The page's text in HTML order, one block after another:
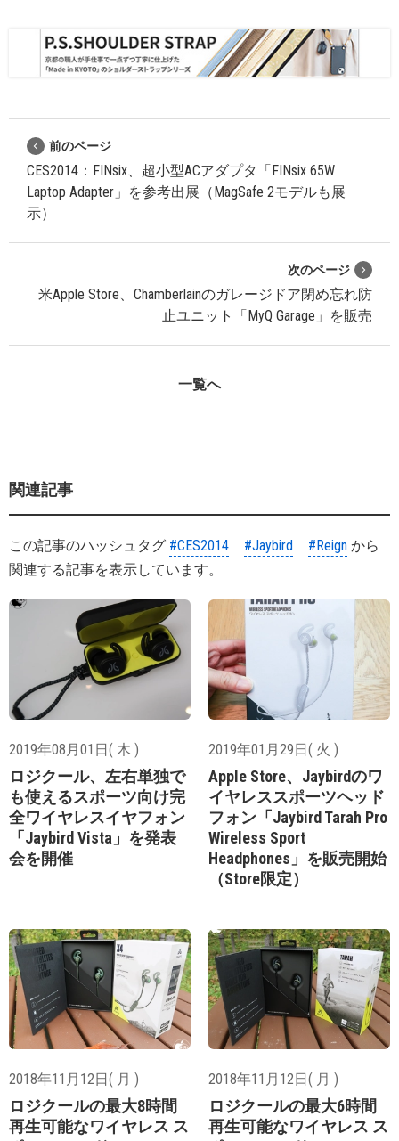
前のページ
CES2014：FINsix、超小型ACアダプタ「FINsix 65W
Laptop Adapter」を参考出展（MagSafe 2モデルも展
示）
次のページ
米Apple Store、Chamberlainのガレージドア閉め忘れ防
止ユニット「MyQ Garage」を販売
一覧へ
関連記事
この記事のハッシュタグ #CES2014 #Jaybird #Reign から
関連する記事を表示しています。
2019年08月01日( 木 )
ロジクール、左右単独で
も使えるスポーツ向け完
全ワイヤレスイヤフォン
「Jaybird Vista」を発表
会を開催
2019年01月29日( 火 )
Apple Store、Jaybirdのワ
イヤレススポーツヘッド
フォン「Jaybird Tarah Pro
Wireless Sport
Headphones」を販売開始
（Store限定）
2018年11月12日( 月 )
ロジクールの最大8時間
再生可能なワイヤレス ス
2018年11月12日( 月 )
ロジクールの最大6時間
再生可能なワイヤレス ス